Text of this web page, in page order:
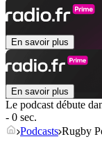
En savoir plus
En savoir plus
Le podcast débute
- 0 sec.
Podcasts Rugby